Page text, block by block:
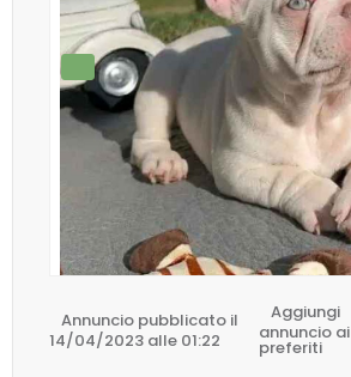
Annuncio pubblicato il
14/04/2023 alle 01:22
Aggiungi
annuncio ai
preferiti